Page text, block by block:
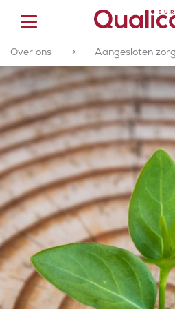
ACCREDITATIE
CERTIFICERING
ACADEMY
ZORGSECTOREN
OVER ONS
CONTACT
Over ons > Aangesloten